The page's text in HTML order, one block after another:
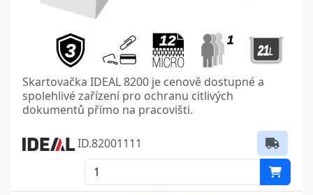
Skartovačka IDEAL 8200 je cenově dostupné a
spolehlivé zařízení pro ochranu citlivých
dokumentů přímo na pracovišti.
ID.82001111